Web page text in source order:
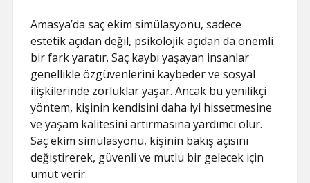
Amasya’da saç ekim simülasyonu, sadece
estetik açıdan değil, psikolojik açıdan da önemli
bir fark yaratır. Saç kaybı yaşayan insanlar
genellikle özgüvenlerini kaybeder ve sosyal
ilişkilerinde zorluklar yaşar. Ancak bu yenilikçi
yöntem, kişinin kendisini daha iyi hissetmesine
ve yaşam kalitesini artırmasına yardımcı olur.
Saç ekim simülasyonu, kişinin bakış açısını
değiştirerek, güvenli ve mutlu bir gelecek için
umut verir.